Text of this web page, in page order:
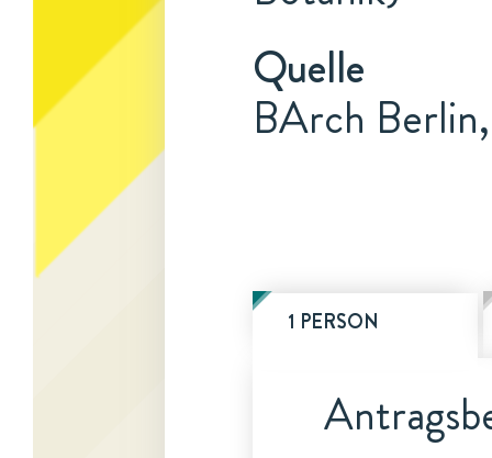
Quelle
BArch
1 PERSON